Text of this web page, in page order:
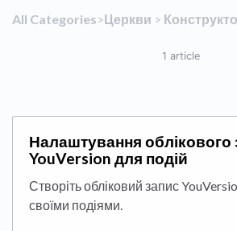
All Categories​>​​Церкви ​ > ​
1 article
Налаштування облікового
YouVersion для подій
Створіть обліковий запис
своїми подіями.